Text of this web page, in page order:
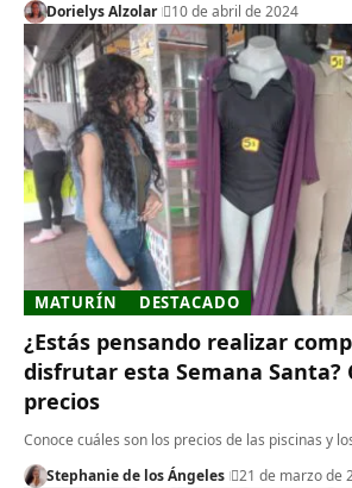
Dorielys Alzolar
10 de abril de 2024
MATURÍN DESTACADO
¿Estás pensando realizar
disfrutar esta Semana Santa?
precios
Conoce cuáles son los precios de las piscinas y
Stephanie de los Ángeles
21 de marzo de